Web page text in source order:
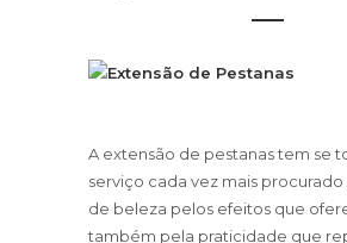
A extensão de pestanas tem se
serviço cada vez mais procurado
de beleza pelos efeitos que
também pela praticidade que